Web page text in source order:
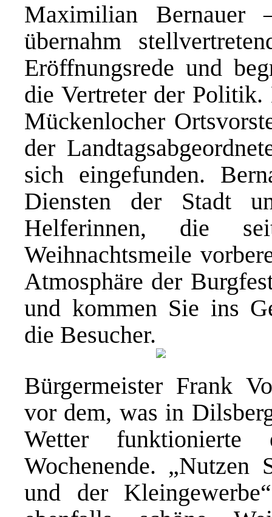
Maximilian Bernauer
übernahm
Eröffnungsrede und
die Vertreter der
Mückenlocher
der
sich eingefunden.
Diensten der Stadt
Helferinnen, die
Weihnachtsmeile
Atmosphäre der
und kommen Sie ins
die Besucher.
Bürgermeister Frank
vor dem, was in
Wetter
Wochenende. „Nutzen
und der